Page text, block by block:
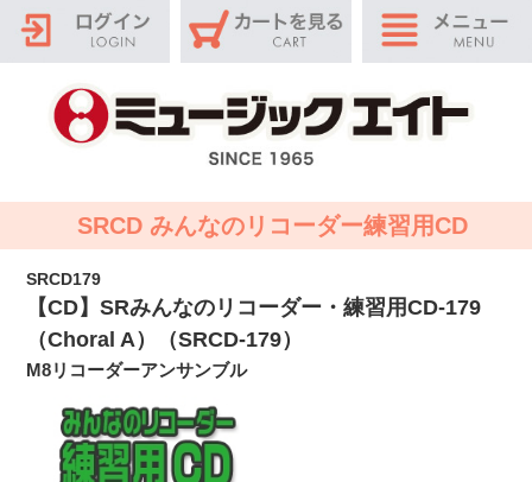
SRCD みんなのリコーダー練習用CD
SRCD179
【CD】SRみんなのリコーダー・練習用CD-179
（Choral A）（SRCD-179）
M8リコーダーアンサンブル